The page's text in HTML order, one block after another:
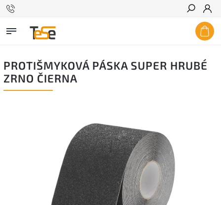
Hľadať
PROTIŠMYKOVÁ PÁSKA SUPER HRUBÉ
ZRNO ČIERNA